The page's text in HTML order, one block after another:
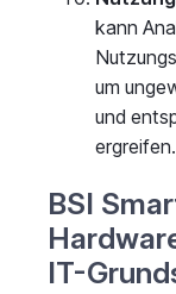
kann
um
und
ergreifen.
BSI
IT-